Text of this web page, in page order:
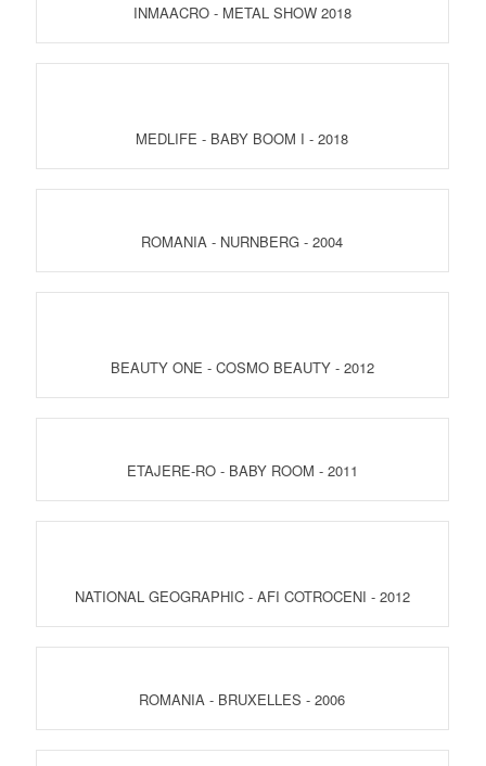
INMAACRO - METAL SHOW 2018
MEDLIFE - BABY BOOM I - 2018
ROMANIA - NURNBERG - 2004
BEAUTY ONE - COSMO BEAUTY - 2012
ETAJERE-RO - BABY ROOM - 2011
NATIONAL GEOGRAPHIC - AFI COTROCENI - 2012
ROMANIA - BRUXELLES - 2006